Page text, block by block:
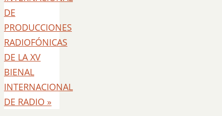
DE
PRODUCCIONES
RADIOFÓNICAS
DE LA XV
BIENAL
INTERNACIONAL
DE RADIO »